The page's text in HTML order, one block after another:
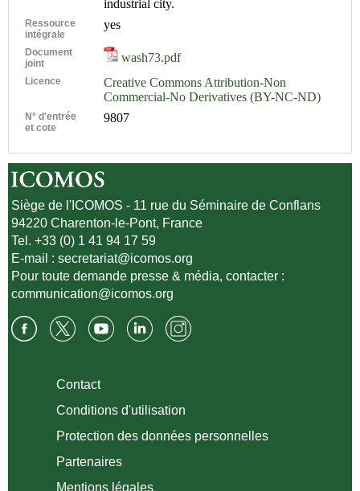
industrial city.
Ressource
intégrale
yes
Document
joint
wash73.pdf
Licence
Creative Commons Attribution-Non
Commercial-No Derivatives (BY-NC-ND)
N° d'entrée
et cote
9807
Siège de l'ICOMOS - 11 rue du Séminaire de Conflans
94220 Charenton-le-Pont, France
Tel. +33 (0) 1 41 94 17 59
E-mail :secretariat@icomos.org
Pour toute demande presse & média, contacter :
communication@icomos.org
Contact
Conditions d'utilisation
Protection des données personnelles
Partenaires
Mentions légales